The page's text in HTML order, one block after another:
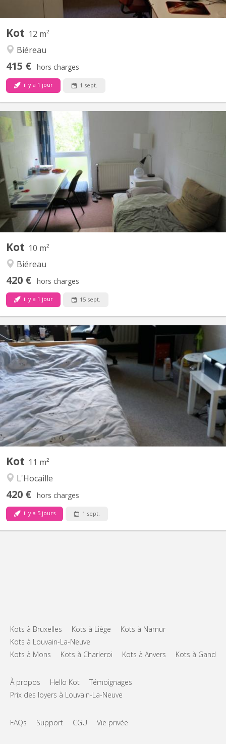
Kot 12 m²
Biéreau
415 € hors charges
il y a 1 jour 1 sept.
Kot 10 m²
Biéreau
420 € hors charges
il y a 1 jour 15 sept.
Chambre 313 au 3e étage dans un communautaire de 6. 2 WC 1
douche commune pour 2 chambres Lit sans matelas
Environnement verdoyant et calme.
Kot 11 m²
L'Hocaille
420 € hors charges
il y a 5 jours 1 sept.
KV 1764
Chambre avec lavabo , 11 m2 dans un communautaire de 6
chambres partagées sur 2 niveaux un bloc sanitaire (douche +
toilette) pour 3 chambres
Kots à Bruxelles Kots à Liège
Kots à Namur
Kots à Louvain-La-Neuve
Kots à Mons
Kots à Charleroi Kots à Anvers Kots à Gand
À propos Hello Kot
Témoignages
Prix des loyers à Louvain-La-Neuve
FAQs Support CGU Vie privée